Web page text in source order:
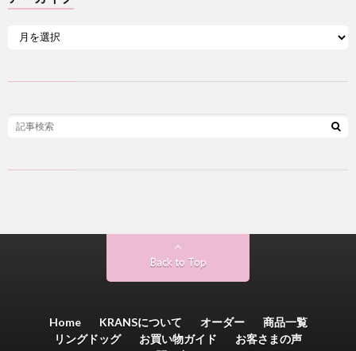
Back to Top
Home KRANSについて オーダー
商品一覧
リングドッグ
お買い物ガイド
お客さまの声